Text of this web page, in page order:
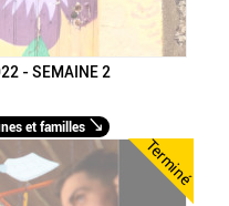
- SEMAINE 2
et familles
Terminé